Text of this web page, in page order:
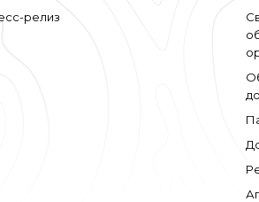
релиз